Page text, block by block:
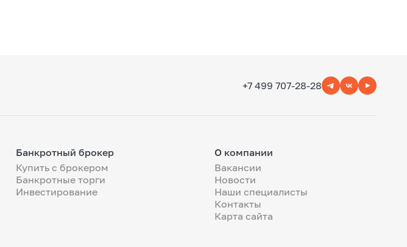
+7 499 707-28-28
Банкротный брокер
Купить с брокером
Банкротные торги
Инвестирование
О компании
Вакансии
Новости
Наши специалисты
Контакты
Карта сайта